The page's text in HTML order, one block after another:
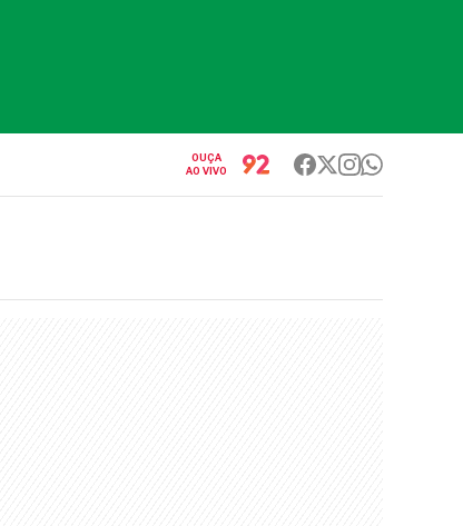
OUÇA
AO VIVO